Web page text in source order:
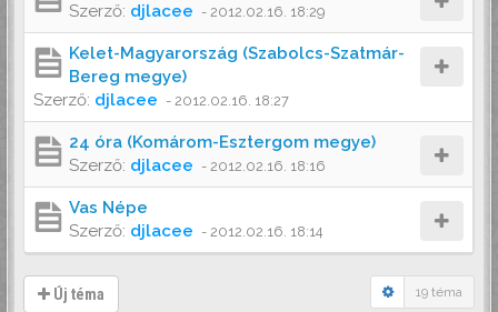
Szerző: djlacee - 2012.02.16. 18:29
Kelet-Magyarország (Szabolcs-Szatmár-
Bereg megye)
Szerző: djlacee - 2012.02.16. 18:27
24 óra (Komárom-Esztergom megye)
Szerző: djlacee - 2012.02.16. 18:16
Vas Népe
Szerző: djlacee - 2012.02.16. 18:14
Új téma 19 téma